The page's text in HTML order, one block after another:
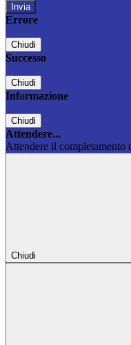
Errore
Chiudi
Successo
Chiudi
Informazione
Chiudi
Attendere...
Attendere il completamento
Chiudi